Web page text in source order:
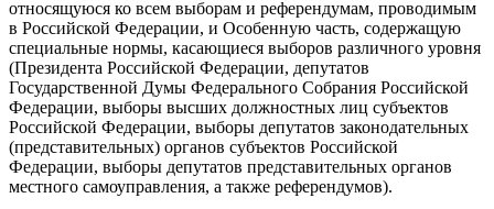
относящуюся ко всем выборам и референдумам, проводимым
в Российской Федерации, и Особенную часть, содержащую
специальные нормы, касающиеся выборов различного уровня
(Президента Российской Федерации, депутатов
Государственной Думы Федерального Собрания Российской
Федерации, выборы высших должностных лиц субъектов
Российской Федерации, выборы депутатов законодательных
(представительных) органов субъектов Российской
Федерации, выборы депутатов представительных органов
местного самоуправления, а также референдумов).